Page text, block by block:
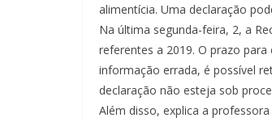
alimentícia. Uma declaração
Na última segunda-feira, 2, a
referentes a 2019. O prazo
informação errada, é possível
declaração não esteja sob
Além disso, explica a